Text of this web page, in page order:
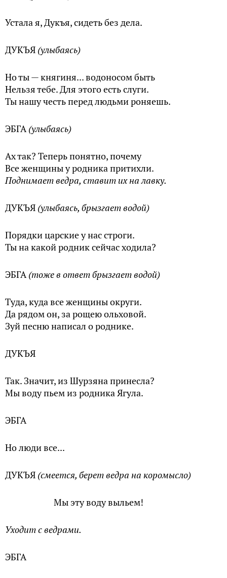
Устала я, Дукъя, сидеть без дела.
ДУКЪЯ (улыбаясь)
Но ты — княгиня... водоносом быть
Нельзя тебе. Для этого есть слуги.
Ты нашу честь перед людьми роняешь.
ЭБГА(улыбаясь)
Ах так? Теперь понятно, почему
Все женщины у родника притихли.
Поднимает ведра, ставит их на лавку.
ДУКЪЯ (улыбаясь, брызгает водой)
Порядки царские у нас строги.
Ты на какой родник сейчас ходила?
ЭБГА(тоже в ответ брызгает водой)
Туда, куда все женщины округи.
Да рядом он, за рощею ольховой.
Зуй песню написал о роднике.
ДУКЪЯ
Так. Значит, из Шурзяна принесла?
Мы воду пьем из родника Ягула.
ЭБГА
Но люди все...
ДУКЪЯ (смеется, берет ведра на коромысло)
Мы эту воду выльем!
Уходит с ведрами.
ЭБГА